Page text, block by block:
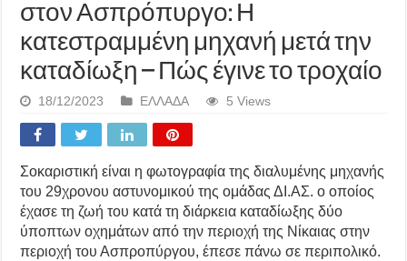
στον Ασπρόπυργο: Η
κατεστραμμένη μηχανή μετά την
καταδίωξη – Πώς έγινε το τροχαίο
18/12/2023 ΕΛΛΑΔΑ 5 Views
Σοκαριστική είναι η φωτογραφία της διαλυμένης μηχανής
του 29χρονου αστυνομικού της ομάδας ΔΙ.ΑΣ. ο οποίος
έχασε τη ζωή του κατά τη διάρκεια καταδίωξης δύο
ύποπτων οχημάτων από την περιοχή της Νίκαιας στην
περιοχή του Ασπροπύργου, έπεσε πάνω σε περιπολικό.